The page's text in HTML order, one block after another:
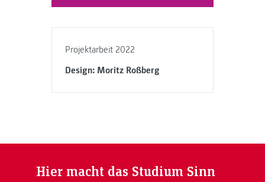
Projektarbeit 2022
Design: Moritz Roßberg
Hier macht das Studium Sinn